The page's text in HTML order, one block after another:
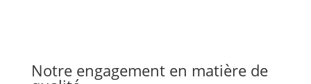
Notre engagement en matière de